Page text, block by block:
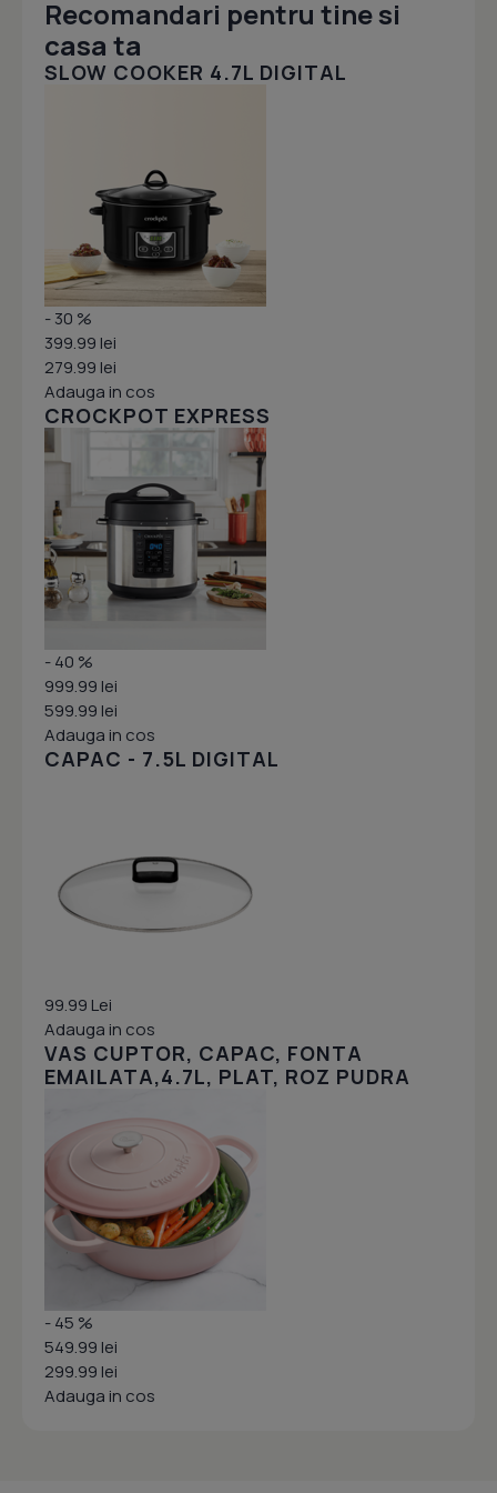
Recomandari pentru tine si
casa ta
SLOW COOKER 4.7L DIGITAL
- 30 %
399.99 lei
279.99 lei
Adauga in cos
CROCKPOT EXPRESS
- 40 %
999.99 lei
599.99 lei
Adauga in cos
CAPAC - 7.5L DIGITAL
99.99 Lei
Adauga in cos
VAS CUPTOR, CAPAC, FONTA
EMAILATA,4.7L, PLAT, ROZ PUDRA
- 45 %
549.99 lei
299.99 lei
Adauga in cos